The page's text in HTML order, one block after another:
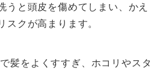
うと頭皮を傷めてしまい、かえ
スクが高まります。
髪をよくすすぎ、ホコリやスタ